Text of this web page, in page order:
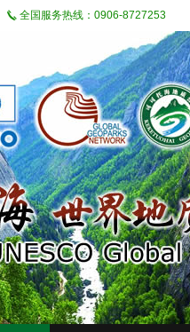
全国服务热线：0906-8727253